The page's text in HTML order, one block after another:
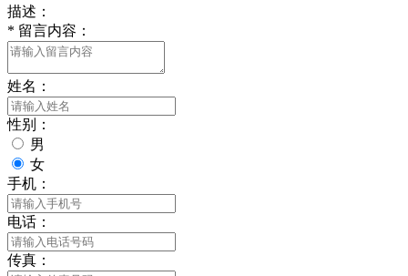
描述：
* 留言内容：
姓名：
性别：
男
女
手机：
电话：
传真：